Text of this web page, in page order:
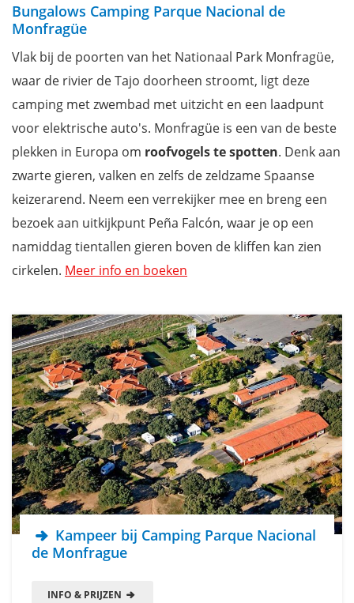
Bungalows Camping Parque Nacional de
Monfragüe
Vlak bij de poorten van het Nationaal Park Monfragüe,
waar de rivier de Tajo doorheen stroomt, ligt deze
camping met zwembad met uitzicht en een laadpunt
voor elektrische auto's. Monfragüe is een van de beste
plekken in Europa om roofvogels te spotten. Denk aan
zwarte gieren, valken en zelfs de zeldzame Spaanse
keizerarend. Neem een verrekijker mee en breng een
bezoek aan uitkijkpunt Peña Falcón, waar je op een
namiddag tientallen gieren boven de kliffen kan zien
cirkelen. Meer info en boeken
Kampeer bij Camping Parque Nacional
de Monfrague
INFO & PRIJZEN